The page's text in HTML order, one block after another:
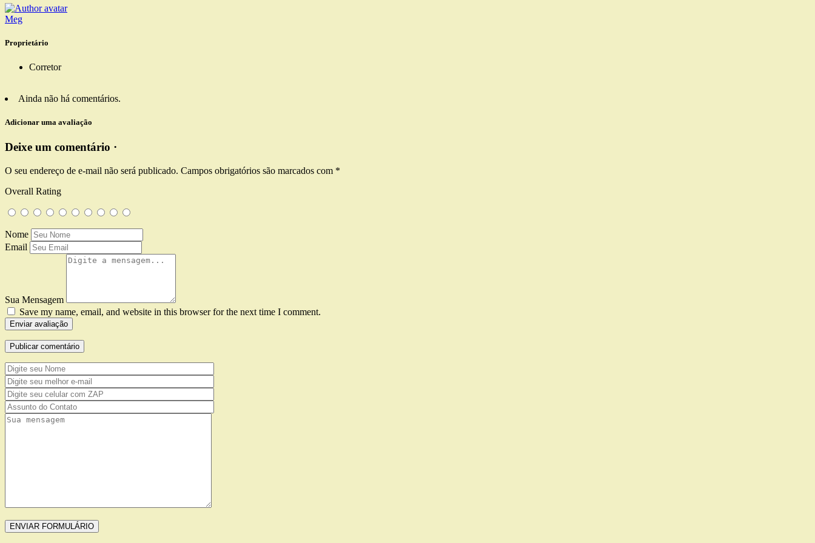
Meg
Proprietário
Corretor
Ainda não há comentários.
Adicionar uma avaliação
Deixe um comentário ·
O seu endereço de e-mail não será publicado. Campos obrigatórios são marcados com *
Overall Rating
Nome
Email
Sua Mensagem
Save my name, email, and website in this browser for the next time I comment.
Enviar avaliação